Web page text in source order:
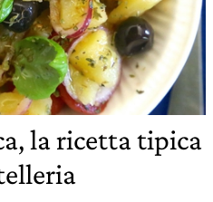
la ricetta tipica